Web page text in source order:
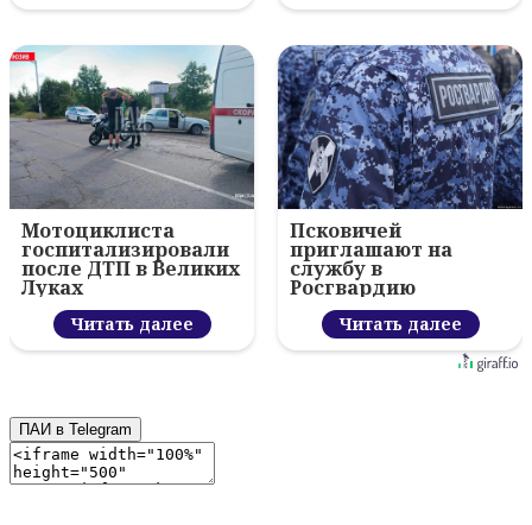
Мотоциклиста
госпитализировали
после ДТП в Великих
Луках
Читать далее
Псковичей
приглашают на
службу в
Росгвардию
Читать далее
ПАИ в Telegram